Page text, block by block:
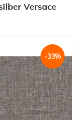
Versace
-33%